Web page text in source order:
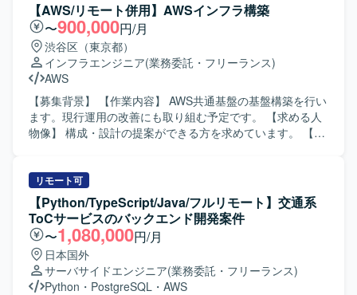
【AWS/リモート併用】AWSインフラ構築
〜900,000円/月
渋谷区（東京都）
インフラエンジニア(業務委託・フリーランス)
AWS
【募集背景】 【作業内容】 AWS共通基盤の基盤構築を行い
ます。現行運用の改善にも取り組む予定です。 【求める人
物像】 構成・設計の提案ができる方を求めています。 【ポ
CloudFormation、Terraform、IAM、WAF、Security Hub、
Amazon GuardDuty、CloudWatchを使用します。
リモート可
【Python/TypeScript/Java/フルリモート】交通系
ToCサービスのバックエンド開発案件
〜1,080,000円/月
日本国外
サーバサイドエンジニア(業務委託・フリーランス)
Python ・ PostgreSQL ・ AWS